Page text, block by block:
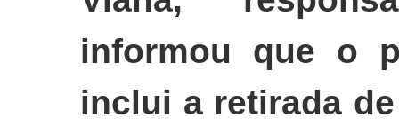
informou que o
inclui a retirada